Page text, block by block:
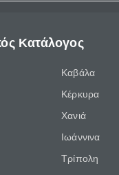
Κατάλογος
Καβάλα
Κέρκυρα
Χανιά
Ιωάννινα
Τρίπολη